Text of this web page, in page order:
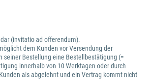
(invitatio ad offerendum).
dem Kunden vor Versendung der
seiner Bestellung eine Bestellbestätigung (=
innerhalb von 10 Werktagen oder durch
als abgelehnt und ein Vertrag kommt nicht